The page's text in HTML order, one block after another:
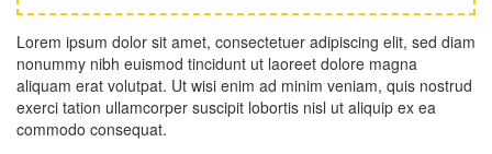
Lorem ipsum dolor sit amet, consectetuer adipiscing elit, sed diam
nonummy nibh euismod tincidunt ut laoreet dolore magna
aliquam erat volutpat. Ut wisi enim ad minim veniam, quis nostrud
exerci tation ullamcorper suscipit lobortis nisl ut aliquip ex ea
commodo consequat.